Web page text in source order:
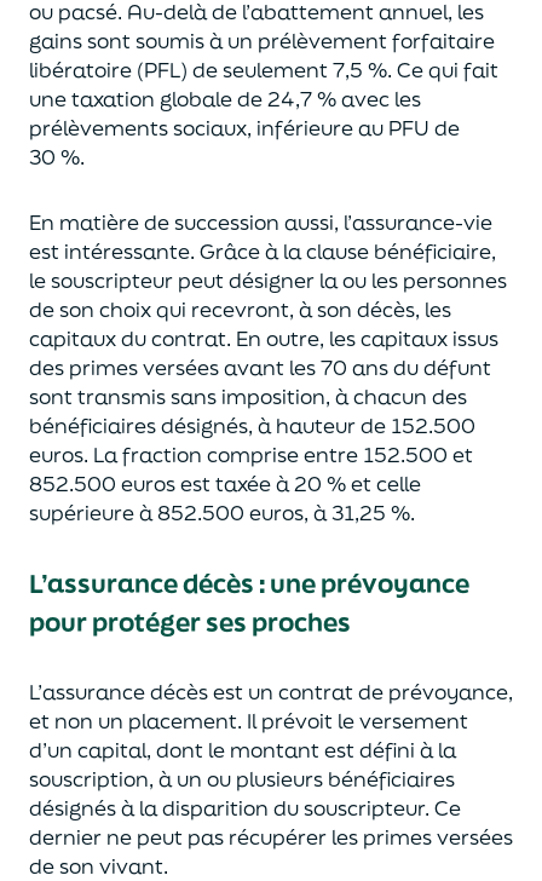
ou pacsé. Au-delàde l’abattement annuel, les
gains sont soumis à un prélèvement forfaitaire
libératoire (PFL) de seulement 7,5 %. Ce qui fait
une taxation globale de24,7 % avec les
prélèvements sociaux, inférieure au PFU de
30 %.
En matière de succession aussi, l’assurance-vie
est intéressante. Grâce à la clause bénéficiaire,
le souscripteur peut désigner la ou les personnes
de son choix qui recevront, à son décès, les
capitaux du contrat. En outre, les capitaux issus
des primes versées avant les 70 ans du défunt
sont transmis sans imposition, à chacun des
bénéficiaires désignés, à hauteur de 152.500
euros. La fraction comprise entre 152.500 et
852.500 eurosest taxée à 20 % et celle
supérieure à 852.500 euros, à 31,25 %.
L’assurance décès :une prévoyance
pour protéger ses proches
L’assurance décès est un contrat de prévoyance,
et non un placement. Il prévoit le versement
d’un capital, dont le montant est défini à la
souscription, à un ou plusieurs bénéficiaires
désignés à la disparition du souscripteur. Ce
dernier ne peut pas récupérer les primes versées
de son vivant.